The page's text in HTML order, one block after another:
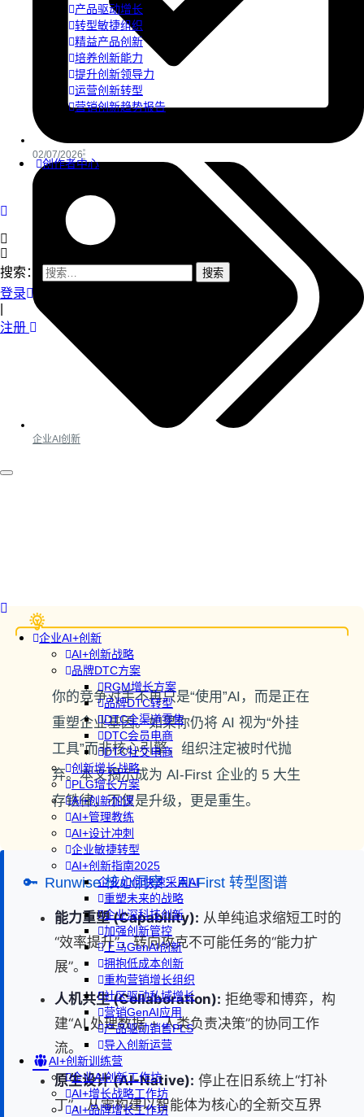
产品驱动增长
转型敏捷组织
精益产品创新
培养创新能力
提升创新领导力
运营创新转型
营销创新趋势报告
创作者中心
搜索：
登录
注册
企业AI+创新
AI+创新战略
品牌DTC方案
RGM增长方案
品牌DTC转型
DTC全渠道零售
DTC会员电商
DTC社交电商
创新增长战略
PLG增长方案
AI+创新加速
AI+管理教练
AI+设计冲刺
企业敏捷转型
AI+创新指南2025
企业如何快速采用AI
重塑未来的战略
企业深科技创新
加强创新管控
上马GenAI创新
拥抱低成本创新
重构营销增长组织
社区驱动私域增长
营销GenAI应用
产品驱动销售PLS
导入创新运营
AI+创新训练营
企业AI创新工作坊
AI+增长战略工作坊
AI+品牌增长工作坊
02/07/2026
企业AI创新
你的竞争对手不再只是“使用”AI，而是正在
重塑企业基因。如果你仍将 AI 视为“外挂
工具”而非核心引擎，组织注定被时代抛
弃。本文揭示成为 AI-First 企业的 5 大生
存铁律，不仅是升级，更是重生。
🔑 Runwise 核心洞察：AI-First 转型图谱
能力重塑 (Capability): 从单纯追求缩短工时的
“效率提升”，转向攻克不可能任务的“能力扩
展”。
人机共生 (Collaboration): 拒绝零和博弈，构
建“AI 处理数据 + 人类负责决策”的协同工作
流。
原生设计 (AI-Native): 停止在旧系统上“打补
丁”，从零构建以智能体为核心的全新交互界